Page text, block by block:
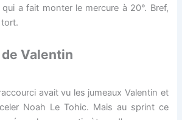
a fait monter le mercure à 20°. Bref,
Valentin
avait vu les jumeaux Valentin et
Noah Le Tohic. Mais au sprint ce